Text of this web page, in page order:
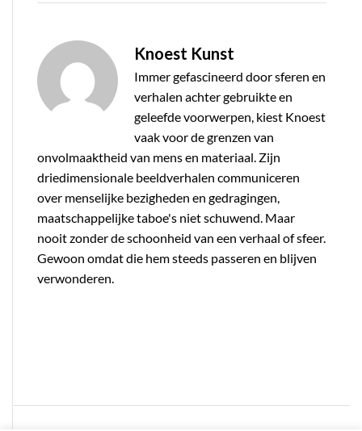
Knoest Kunst
Immer gefascineerd door sferen en
verhalen achter gebruikte en
geleefde voorwerpen, kiest Knoest
vaak voor de grenzen van
onvolmaaktheid van mens en materiaal. Zijn
driedimensionale beeldverhalen communiceren
over menselijke bezigheden en gedragingen,
maatschappelijke taboe's niet schuwend. Maar
nooit zonder de schoonheid van een verhaal of sfeer.
Gewoon omdat die hem steeds passeren en blijven
verwonderen.